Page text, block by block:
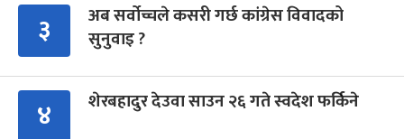
३
अब सर्वोच्चले कसरी गर्छ कांग्रेस विवादको
सुनुवाइ ?
४ शेरबहादुर देउवा साउन २६ गते स्वदेश फर्किने